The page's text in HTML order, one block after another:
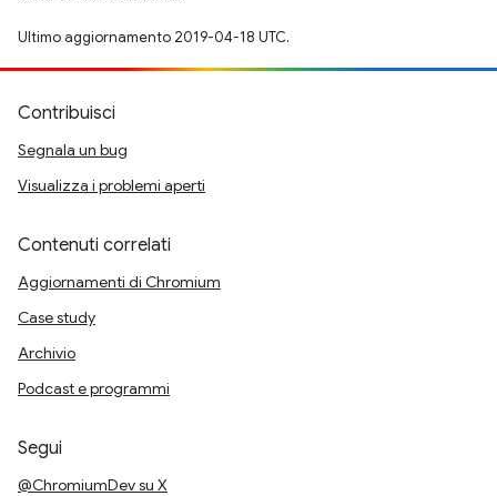
Ultimo aggiornamento 2019-04-18 UTC.
Contribuisci
Segnala un bug
Visualizza i problemi aperti
Contenuti correlati
Aggiornamenti di Chromium
Case study
Archivio
Podcast e programmi
Segui
@ChromiumDev su X